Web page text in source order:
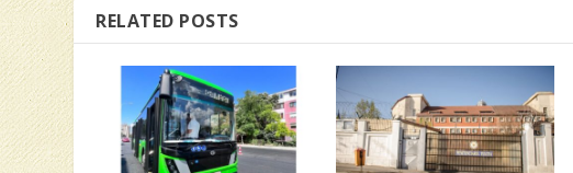
RELATED POSTS